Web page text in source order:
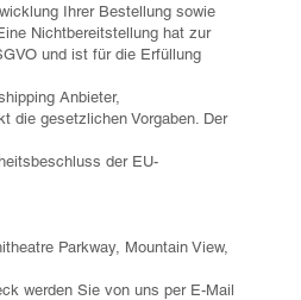
Ihrer Bestellung sowie
Nichtbereitstellung hat zur
und ist für die Erfüllung
Anbieter,
die gesetzlichen Vorgaben. Der
der EU-
Parkway, Mountain View,
werden Sie von uns per E-Mail